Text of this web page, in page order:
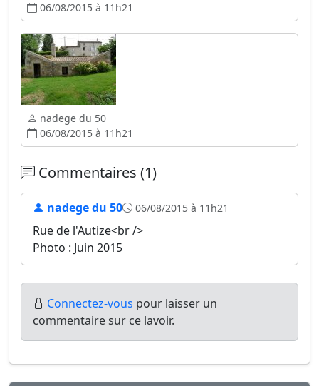
06/08/2015 à 11h21
nadege du 50
06/08/2015 à 11h21
Commentaires (1)
nadege du 50 06/08/2015 à 11h21
Rue de l'Autize<br />
Photo : Juin 2015
Connectez-vous pour laisser un
commentaire sur ce lavoir.